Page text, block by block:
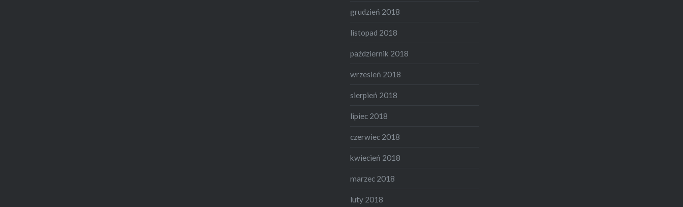
grudzień 2018
listopad 2018
październik 2018
wrzesień 2018
sierpień 2018
lipiec 2018
czerwiec 2018
kwiecień 2018
marzec 2018
luty 2018